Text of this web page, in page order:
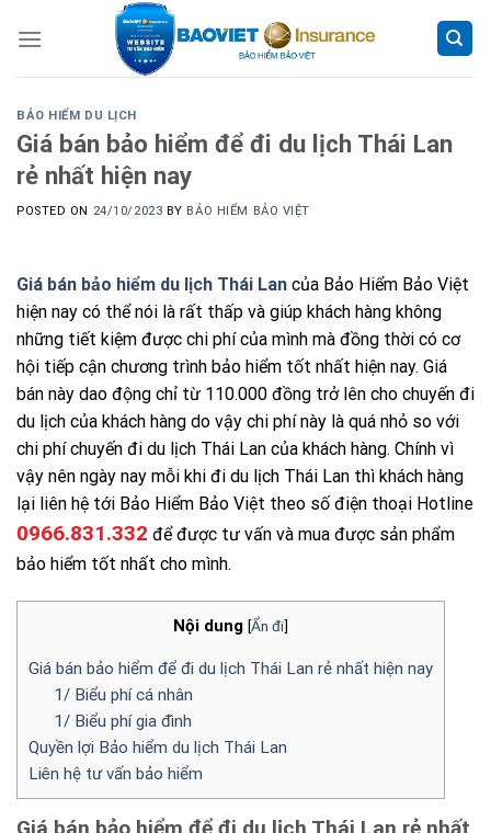
BẢO HIỂM DU LỊCH
Giá bán bảo hiểm để đi du lịch Thái Lan
rẻ nhất hiện nay
POSTED ON 24/10/2023 BY BẢO HIỂM BẢO VIỆT
Giá bán bảo hiểm du lịch Thái Lan của Bảo Hiểm Bảo Việt
hiện nay có thể nói là rất thấp và giúp khách hàng không
những tiết kiệm được chi phí của mình mà đồng thời có cơ
hội tiếp cận chương trình bảo hiểm tốt nhất hiện nay. Giá
bán này dao động chỉ từ 110.000 đồng trở lên cho chuyến đi
du lịch của khách hàng do vậy chi phí này là quá nhỏ so với
chi phí chuyến đi du lịch Thái Lan của khách hàng. Chính vì
vậy nên ngày nay mỗi khi đi du lịch Thái Lan thì khách hàng
lại liên hệ tới Bảo Hiểm Bảo Việt theo số điện thoại Hotline
0966.831.332 để được tư vấn và mua được sản phẩm
bảo hiểm tốt nhất cho mình.
Nội dung [Ẩn đi]
Giá bán bảo hiểm để đi du lịch Thái Lan rẻ nhất hiện nay
1/ Biểu phí cá nhân
1/ Biểu phí gia đình
Quyền lợi Bảo hiểm du lịch Thái Lan
Liên hệ tư vấn bảo hiểm
Giá bán bảo hiểm để đi du lịch Thái Lan rẻ nhất